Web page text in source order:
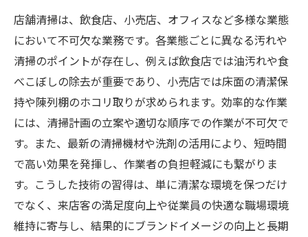
店舗清掃は、飲食店、小売店、オフィスなど多様な業態
において不可欠な業務です。各業態ごとに異なる汚れや
清掃のポイントが存在し、例えば飲食店では油汚れや食
べこぼしの除去が重要であり、小売店では床面の清潔保
持や陳列棚のホコリ取りが求められます。効率的な作業
には、清掃計画の立案や適切な順序での作業が不可欠で
す。また、最新の清掃機材や洗剤の活用により、短時間
で高い効果を発揮し、作業者の負担軽減にも繋がりま
す。こうした技術の習得は、単に清潔な環境を保つだけ
でなく、来店客の満足度向上や従業員の快適な職場環境
維持に寄与し、結果的にブランドイメージの向上と長期